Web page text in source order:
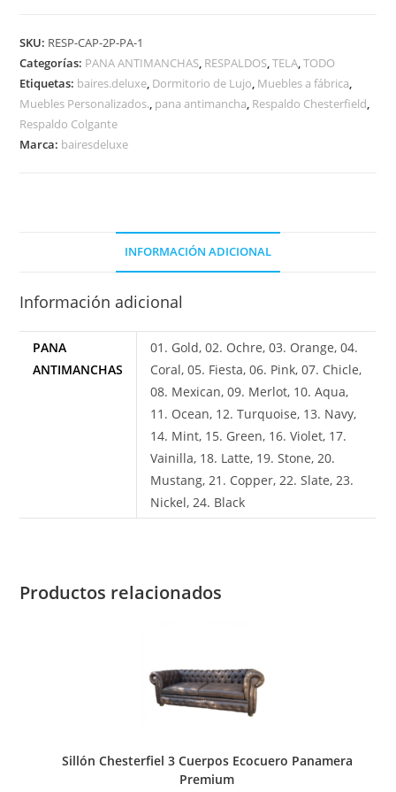
SKU: RESP-CAP-2P-PA-1
Categorías: PANA ANTIMANCHAS, RESPALDOS,TELA,TODO
Etiquetas: baires.deluxe, Dormitorio de Lujo, Muebles a fábrica,
Muebles Personalizados., pana antimancha, Respaldo Chesterfield,
Respaldo Colgante
Marca: bairesdeluxe
INFORMACIÓN ADICIONAL
Información adicional
PANA
ANTIMANCHAS
01. Gold, 02. Ochre, 03. Orange, 04.
Coral, 05. Fiesta, 06. Pink, 07. Chicle,
08. Mexican, 09. Merlot, 10. Aqua,
11. Ocean, 12. Turquoise, 13. Navy,
14. Mint, 15. Green, 16. Violet, 17.
Vainilla, 18. Latte, 19. Stone, 20.
Mustang, 21. Copper, 22. Slate, 23.
Nickel, 24. Black
Productos relacionados
Sillón Chesterfiel 3 Cuerpos Ecocuero Panamera
Premium